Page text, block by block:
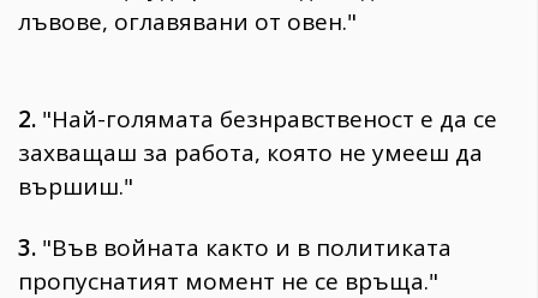
лъвове, оглавявани от овен."
2. "Най-голямата безнравственост е да се
захващаш за работа, която не умееш да
вършиш."
3. "Във войната както и в политиката
пропуснатият момент не се връща."